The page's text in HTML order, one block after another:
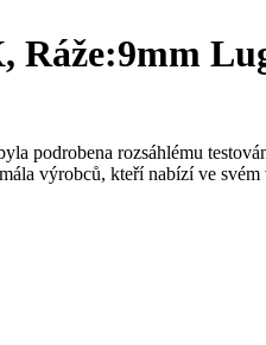
Ráže:9mm
podrobena rozsáhlému
výrobců, kteří nabízí ve